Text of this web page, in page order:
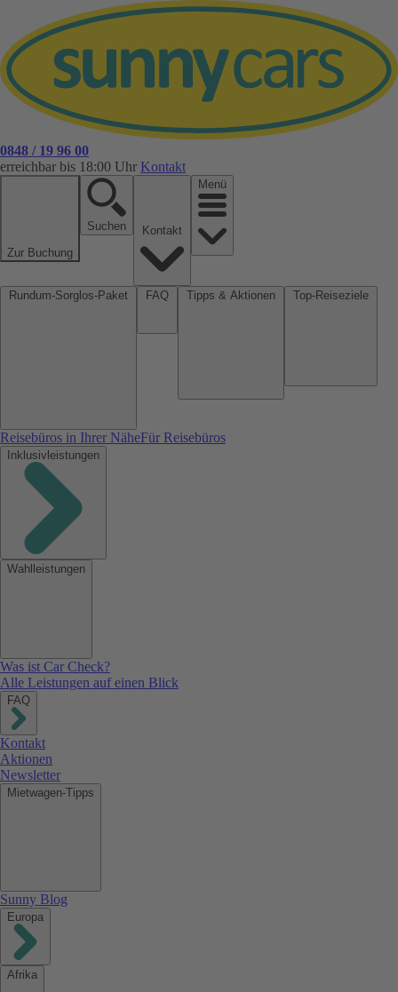
0848 / 19 96 00
erreichbar bis 18:00 Uhr Kontakt
Zur Buchung
Suchen
Menü
Reisebüros in Ihrer NäheFür Reisebüros
Inklusivleistungen
Wahlleistungen
Was ist Car Check?
Alle Leistungen auf einen Blick
FAQ
Kontakt
Aktionen
Newsletter
Mietwagen-Tipps
Sunny Blog
Europa
Afrika